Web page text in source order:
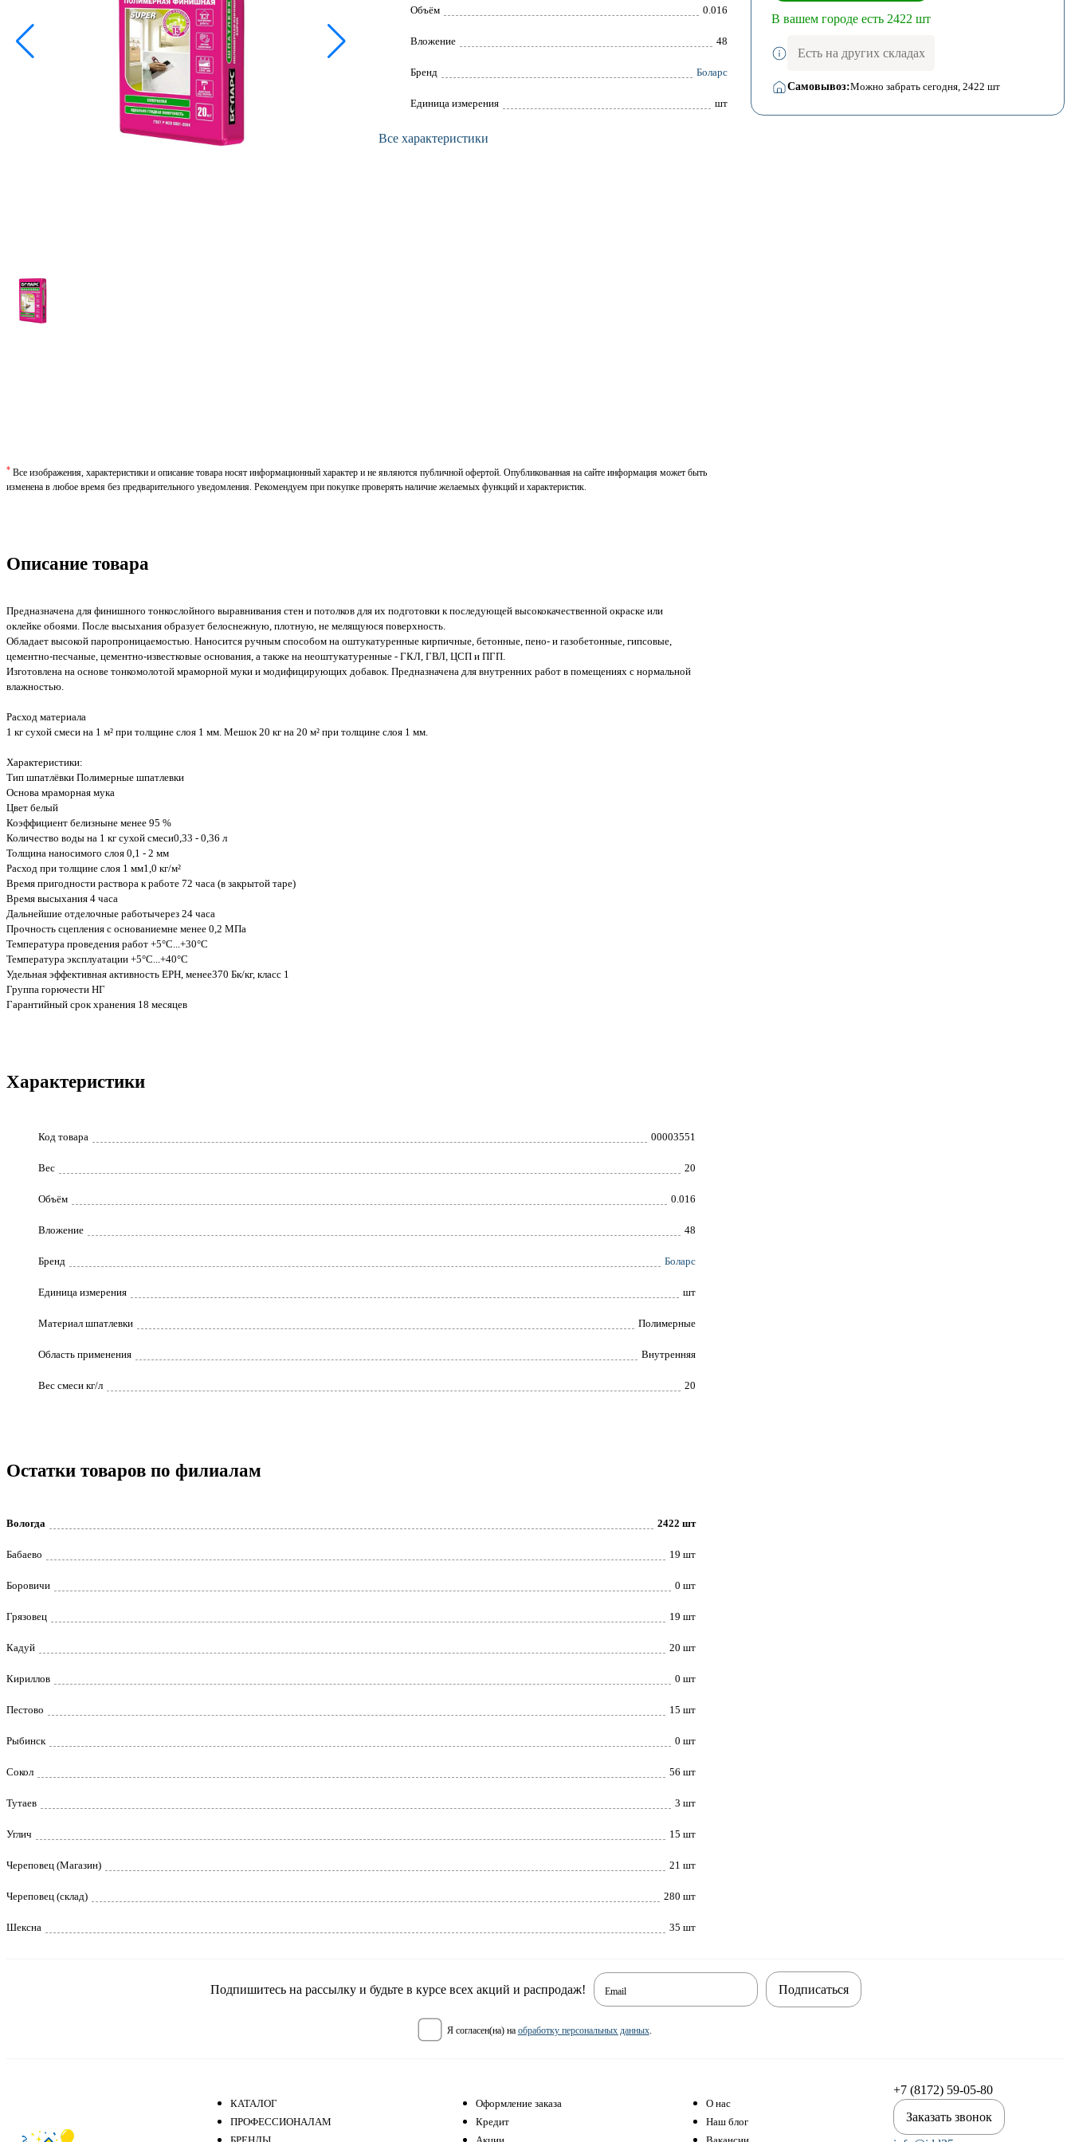
Объём 0.016
Вложение 48
Брeнд Боларс
Единица измерения шт
Все характеристики
* Все изображения, характеристики и описание товара носят информационный характер и не являются публичной офертой. Опубликованная на сайте информация может быть
изменена в любое время без предварительного уведомления. Рекомендуем при покупке проверять наличие желаемых функций и характеристик.
В вашем городе есть 2422 шт
Есть на других складах
Самовывоз:Можно забрать сегодня, 2422 шт
Описание товара
Предназначена для финишного тонкослойного выравнивания стен и потолков для их подготовки к последующей высококачественной окраске или
оклейке обоями. После высыхания образует белоснежную, плотную, не мелящуюся поверхность.
Обладает высокой паропроницаемостью. Наносится ручным способом на оштукатуренные кирпичные, бетонные, пено- и газобетонные, гипсовые,
цементно-песчаные, цементно-известковые основания, а также на неоштукатуренные - ГКЛ, ГВЛ, ЦСП и ПГП.
Изготовлена на основе тонкомолотой мраморной муки и модифицирующих добавок. Предназначена для внутренних работ в помещениях с нормальной
влажностью.
Расход материала
1 кг сухой смеси на 1 м² при толщине слоя 1 мм. Мешок 20 кг на 20 м² при толщине слоя 1 мм.
Характеристики:
Тип шпатлёвки Полимерные шпатлевки
Основа мраморная мука
Цвет белый
Коэффициент белизныне менее 95 %
Количество воды на 1 кг сухой смеси0,33 - 0,36 л
Толщина наносимого слоя 0,1 - 2 мм
Расход при толщине слоя 1 мм1,0 кг/м²
Время пригодности раствора к работе 72 часа (в закрытой таре)
Время высыхания 4 часа
Дальнейшие отделочные работычерез 24 часа
Прочность сцепления с основаниемне менее 0,2 МПа
Температура проведения работ +5°С...+30°С
Температура эксплуатации +5°С...+40°С
Удельная эффективная активность ЕРН, менее370 Бк/кг, класс 1
Группа горючести НГ
Гарантийный срок хранения 18 месяцев
Характеристики
Код товара 00003551
Вес 20
Объём 0.016
Вложение 48
Бренд Боларс
Единица измерения шт
Материал шпатлевки Полимерные
Область применения Внутренняя
Вес смеси кг/л 20
Остатки товаров по филиалам
Вологда 2422 шт
Бабаево 19 шт
Боровичи 0 шт
Грязовец 19 шт
Кадуй 20 шт
Кириллов 0 шт
Пестово 15 шт
Рыбинск 0 шт
Сокол 56 шт
Тутаев 3 шт
Углич 15 шт
Череповец (Магазин) 21 шт
Череповец (склад) 280 шт
Шексна 35 шт
Подпишитесь на рассылку и будьте в курсе всех акций и распродаж! Email
я согласен(на) на обработку персональных данных.
Подписаться
КАТАЛОГ
ПРОФЕССИОНАЛАМ
Оформление заказа
Кредит
О нас
Наш блог
+7 (8172) 59-05-80
Заказать звонок